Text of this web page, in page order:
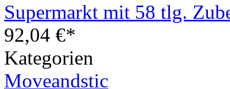
Supermarkt mit 58 tlg.
92,04 €*
Kategorien
Moveandstic